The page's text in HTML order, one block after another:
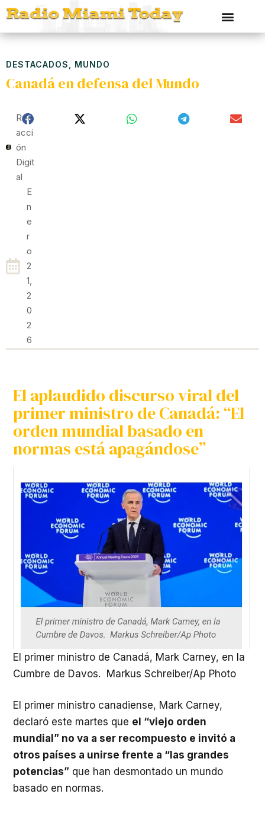
DESTACADOS MUNDO
Canadá en defensa del Mundo
Red
Acci
Ón
Digit
Al
E
N
E
R
O
2
1,
2
0
2
6
El aplaudido discurso viral del
primer ministro de Canadá: “El
orden mundial basado en
normas está apagándose”
El primer ministro de Canadá, Mark Carney, en la
Cumbre de Davos. Markus Schreiber/Ap Photo
El primer ministro canadiense, Mark Carney,
declaró este martes que el “viejo orden
mundial” no va a ser recompuesto e invitó a
otros países a unirse frente a “las grandes
potencias” que han desmontado un mundo
basado en normas.